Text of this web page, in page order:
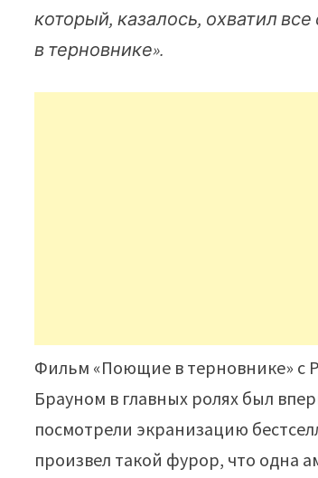
который, казалось, охватил
в терновнике».
Фильм «Поющие в терновнике» с
Брауном в главных ролях был
посмотрели экранизацию
произвел такой фурор, что одна